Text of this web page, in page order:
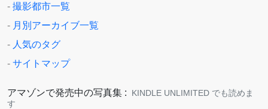
- 撮影都市一覧
- 月別アーカイブ一覧
- 人気のタグ
- サイトマップ
アマゾンで発売中の写真集 :
KINDLE UNLIMITED でも読めま
す